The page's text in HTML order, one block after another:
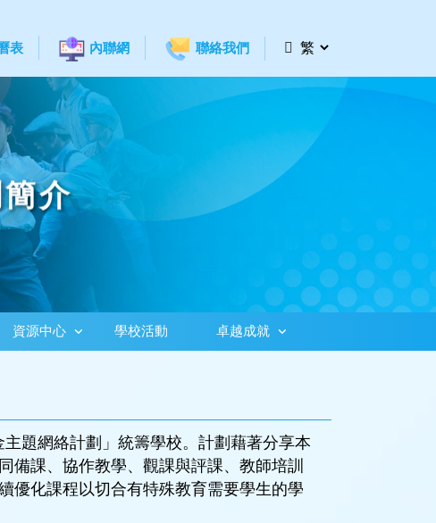
表 內聯網 聯絡我們
介
資源中心 學校活動 卓越成就
題網絡計劃」統籌學校。計劃藉著分享本
備課、協作教學、觀課與評課、教師培訓
優化課程以切合有特殊教育需要學生的學